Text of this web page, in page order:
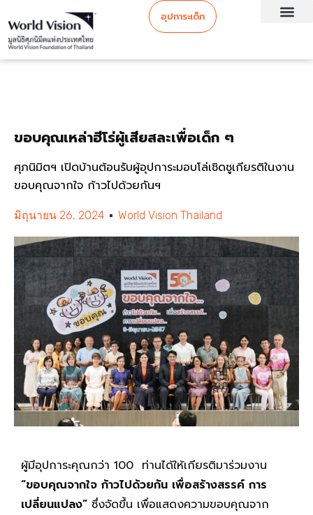
อุปการะเด็ก
ขอบคุณเหล่าฮีโร่ผู้เสียสละเพื่อเด็ก ๆ
ศุภนิมิตฯ เปิดบ้านต้อนรับผู้อุปการะมอบโล่เชิดชูเกียรติในงาน
ขอบคุณจากใจ ก้าวไปด้วยกันฯ
มิถุนายน 26, 2024 World Vision Thailand
ผู้มีอุปการะคุณกว่า 100 ท่านได้ให้เกียรติมาร่วมงาน
“ขอบคุณจากใจ ก้าวไปด้วยกัน เพื่อสร้างสรรค์ การ
เปลี่ยนแปลง” ซึ่งจัดขึ้น เพื่อแสดงความขอบคุณจาก